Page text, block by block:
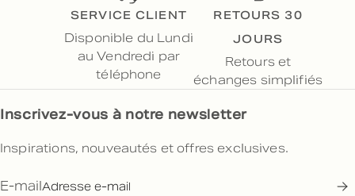
SERVICE CLIENT
Disponible du Lundi
au Vendredi par
téléphone
RETOURS 30
JOURS
Retours et
échanges simplifiés
Inscrivez-vous à notre newsletter
Inspirations, nouveautés et offres exclusives.
E-mail